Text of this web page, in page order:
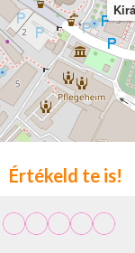
Értékeld te is!